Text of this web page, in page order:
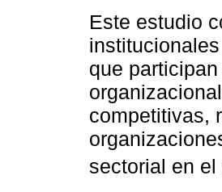
Este estudio
que
competitivas,
sectorial en